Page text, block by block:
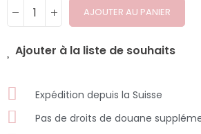
AJOUTER AU PANIER
Ajouter à la liste de souhaits
Expédition depuis la Suisse
Pas de droits de douane